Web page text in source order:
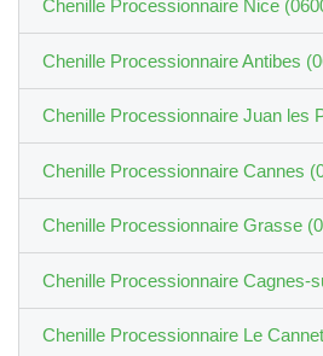
Chenille Processionnaire Nice
Chenille Processionnaire Antibes
Chenille Processionnaire Juan les
Chenille Processionnaire Cannes
Chenille Processionnaire Grasse
Chenille Processionnaire Cagnes-
Chenille Processionnaire Le